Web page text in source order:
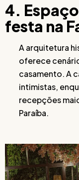
4.
festa na
A arquitetura
oferece
casamento. A
intimistas,
recepções
Paraíba.